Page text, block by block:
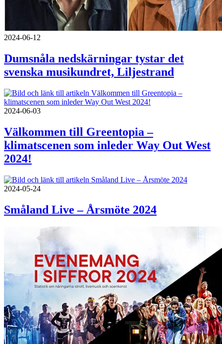
2024-06-12
Dumsnåla nedskärningar tystar det
svenska musikundret, Liljestrand
2024-06-03
Välkommen till Greentopia –
klimatscenen som inleder Way Out West
2024!
2024-05-24
Småland Live – Årsmöte 2024